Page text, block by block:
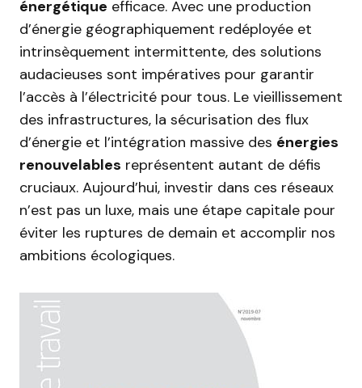
énergétique efficace. Avec une production
d’énergie géographiquement redéployée et
intrinsèquement intermittente, des solutions
audacieuses sont impératives pour garantir
l’accès à l’électricité pour tous. Le vieillissement
des infrastructures, la sécurisation des flux
d’énergie et l’intégration massive des énergies
renouvelables représentent autant de défis
cruciaux. Aujourd’hui, investir dans ces réseaux
n’est pas un luxe, mais une étape capitale pour
éviter les ruptures de demain et accomplir nos
ambitions écologiques.